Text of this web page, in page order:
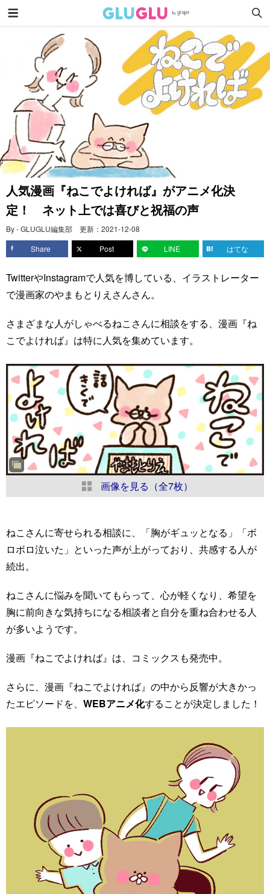
人気漫画『ねこでよければ』がアニメ化決
定！ ネット上では喜びと祝福の声
By - GLUGLU編集部 更新： 2021-12-08
Share
Post LINE はてな
TwitterやInstagramで人気を博している、イラストレーター
で漫画家のやまもとりえさんさん。
さまざまな人がしゃべるねこさんに相談をする、漫画『ね
こでよければ』は特に人気を集めています。
画像を見る（全7枚）
ねこさんに寄せられる相談に、「胸がギュッとなる」「ボ
ロボロ泣いた」といった声が上がっており、共感する人が
続出。
ねこさんに悩みを聞いてもらって、心が軽くなり、希望を
胸に前向きな気持ちになる相談者と自分を重ね合わせる人
が多いようです。
漫画『ねこでよければ』は、コミックスも発売中。
さらに、漫画『ねこでよければ』の中から反響が大きかっ
たエピソードを、 WEBアニメ化することが決定しました！